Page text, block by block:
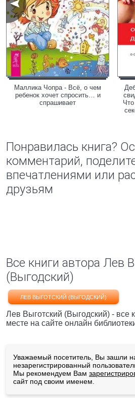
Маллика Чопра - Всё, о чем
ребенок хочет спросить… и
спрашивает
Понравилась книга?
комментарий,
впечатлениями или
друзьям
Все книги автора Лев
(Выгодский)
ЛЕВ ВЫГОТСКИЙ (ВЫГОДСКИЙ)
Лев Выготский (Выгодский) - все
месте на сайте онлайн
Уважаемый посетитель, Вы зашли
незарегистрированный
Мы рекомендуем Вам
сайт под своим именем.